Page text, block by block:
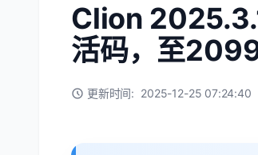
Clion
活码，至2099
更新时间: 2025-12-25 07:24:40